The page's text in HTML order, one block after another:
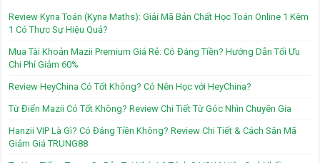
Review Kyna Toán (Kyna Maths): Giải Mã Bản Chất Học Toán Online 1 Kèm
1 Có Thực Sự Hiệu Quả?
Mua Tài Khoản Mazii Premium Giá Rẻ: Có Đáng Tiền? Hướng Dẫn Tối Ưu
Chi Phí Giảm 60%
Review HeyChina Có Tốt Không? Có Nên Học với HeyChina?
Từ Điển Mazii Có Tốt Không? Review Chi Tiết Từ Góc Nhìn Chuyên Gia
Hanzii VIP Là Gì? Có Đáng Tiền Không? Review Chi Tiết & Cách Săn Mã
Giảm Giá TRUNG88